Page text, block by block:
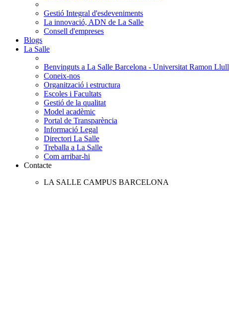
Gestió Integral d'esdeveniments
La innovació, ADN de La Salle
Consell d'empreses
Blogs
La Salle
Benvinguts a La Salle Barcelona - Universitat Ramon Llull
Coneix-nos
Organització i estructura
Escoles i Facultats
Gestió de la qualitat
Model acadèmic
Portal de Transparència
Informació Legal
Directori La Salle
Treballa a La Salle
Com arribar-hi
Contacte
LA SALLE CAMPUS BARCELONA